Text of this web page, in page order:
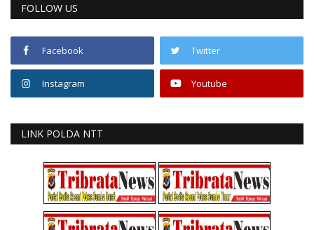
FOLLOW US
Facebook Twitter
Instagram Youtube
LINK POLDA NTT